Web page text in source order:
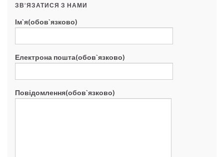
ЗВ’ЯЗАТИСЯ З НАМИ
Ім`я(обов`язково)
Електрона пошта(обов`язково)
Повідомлення(обов`язково)